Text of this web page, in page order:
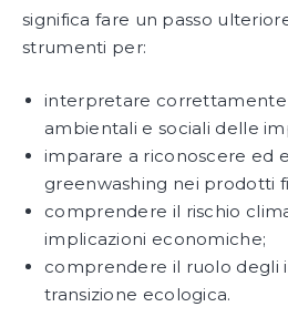
significa fare un passo
strumenti per:
interpretare correttamente
ambientali e sociali delle
imparare a riconoscere ed
greenwashing nei prodotti
comprendere il rischio
implicazioni economiche;
comprendere il ruolo degli
transizione ecologica.